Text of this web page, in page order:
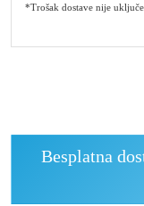
*Trošak dostave nije
Besplatna